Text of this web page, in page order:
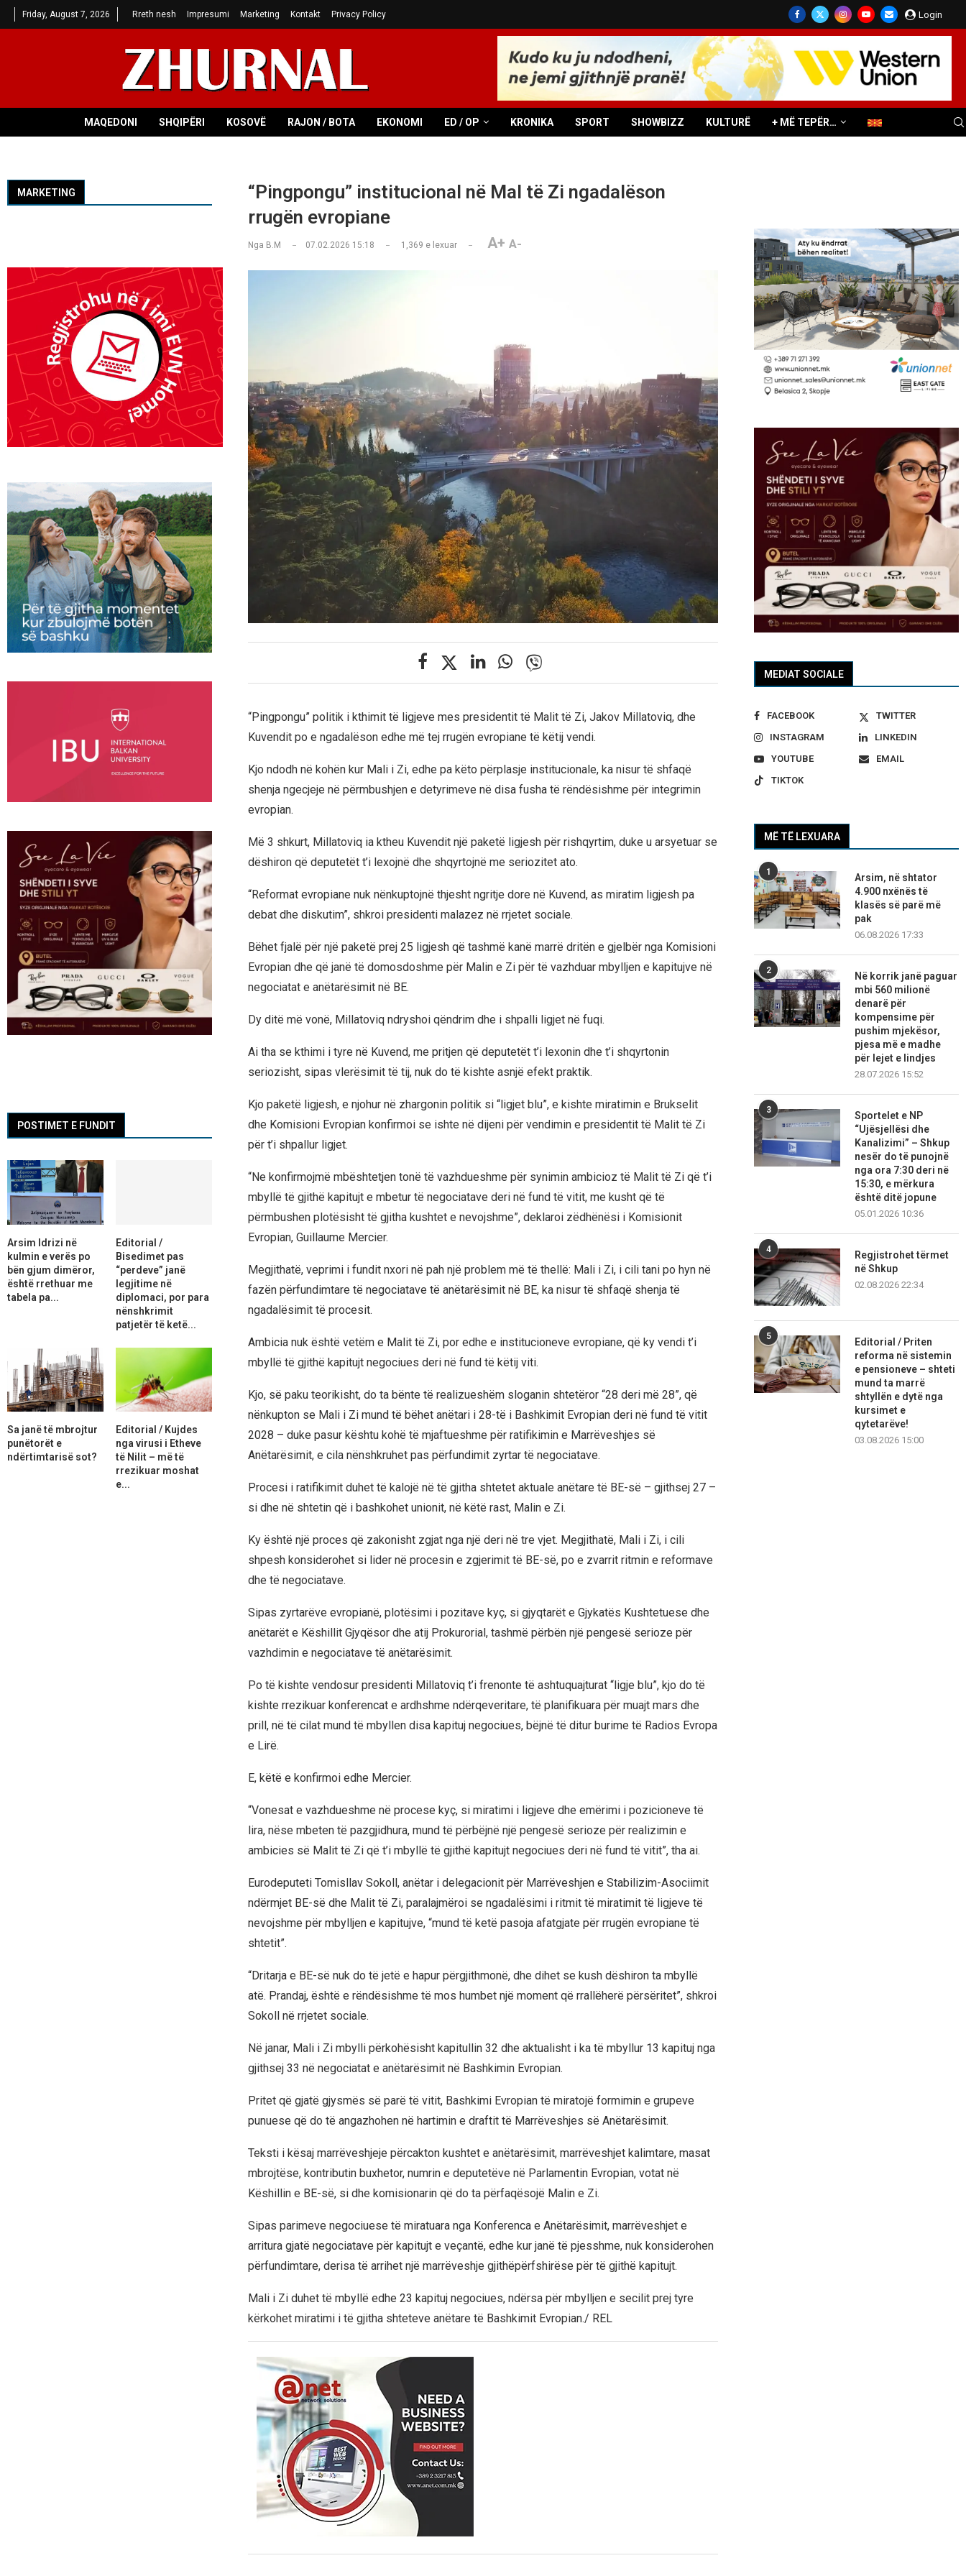
Friday, August 7, 2026 Rreth nesh Impresumi Marketing Kontakt Privacy Policy Login
MAQEDONI SHQIPËRI KOSOVË RAJON / BOTA EKONOMI ED / OP KRONIKA SPORT SHOWBIZZ KULTURË + MË TEPËR…
“Pingpongu” institucional në Mal të Zi ngadalëson
rrugën evropiane
Nga B.M 07.02.2026 15:18 1,369 e lexuar A+ A-
“Pingpongu” politik i kthimit të ligjeve mes presidentit të Malit të Zi, Jakov Millatoviq, dhe
Kuvendit po e ngadalëson edhe më tej rrugën evropiane të këtij vendi.
Kjo ndodh në kohën kur Mali i Zi, edhe pa këto përplasje institucionale, ka nisur të shfaqë
shenja ngecjeje në përmbushjen e detyrimeve në disa fusha të rëndësishme për integrimin
evropian.
Më 3 shkurt, Millatoviq ia ktheu Kuvendit një paketë ligjesh për rishqyrtim, duke u arsyetuar se
dëshiron që deputetët t’i lexojnë dhe shqyrtojnë me seriozitet ato.
“Reformat evropiane nuk nënkuptojnë thjesht ngritje dore në Kuvend, as miratim ligjesh pa
debat dhe diskutim”, shkroi presidenti malazez në rrjetet sociale.
Bëhet fjalë për një paketë prej 25 ligjesh që tashmë kanë marrë dritën e gjelbër nga Komisioni
Evropian dhe që janë të domosdoshme për Malin e Zi për të vazhduar mbylljen e kapitujve në
negociatat e anëtarësimit në BE.
Dy ditë më vonë, Millatoviq ndryshoi qëndrim dhe i shpalli ligjet në fuqi.
Ai tha se kthimi i tyre në Kuvend, me pritjen që deputetët t’i lexonin dhe t’i shqyrtonin
seriozisht, sipas vlerësimit të tij, nuk do të kishte asnjë efekt praktik.
Kjo paketë ligjesh, e njohur në zhargonin politik si “ligjet blu”, e kishte miratimin e Brukselit
dhe Komisioni Evropian konfirmoi se ishte në dijeni për vendimin e presidentit të Malit të Zi
për t’i shpallur ligjet.
“Ne konfirmojmë mbështetjen tonë të vazhdueshme për synimin ambicioz të Malit të Zi që t’i
mbyllë të gjithë kapitujt e mbetur të negociatave deri në fund të vitit, me kusht që të
përmbushen plotësisht të gjitha kushtet e nevojshme”, deklaroi zëdhënësi i Komisionit
Evropian, Guillaume Mercier.
Megjithatë, veprimi i fundit nxori në pah një problem më të thellë: Mali i Zi, i cili tani po hyn në
fazën përfundimtare të negociatave të anëtarësimit në BE, ka nisur të shfaqë shenja të
ngadalësimit të procesit.
Ambicia nuk është vetëm e Malit të Zi, por edhe e institucioneve evropiane, që ky vendi t’i
mbyllë të gjithë kapitujt negociues deri në fund të këtij viti.
Kjo, së paku teorikisht, do ta bënte të realizueshëm sloganin shtetëror “28 deri më 28”, që
nënkupton se Mali i Zi mund të bëhet anëtari i 28-të i Bashkimit Evropian deri në fund të vitit
2028 – duke pasur kështu kohë të mjaftueshme për ratifikimin e Marrëveshjes së
Anëtarësimit, e cila nënshkruhet pas përfundimit zyrtar të negociatave.
Procesi i ratifikimit duhet të kalojë në të gjitha shtetet aktuale anëtare të BE-së – gjithsej 27 –
si dhe në shtetin që i bashkohet unionit, në këtë rast, Malin e Zi.
Ky është një proces që zakonisht zgjat nga një deri në tre vjet. Megjithatë, Mali i Zi, i cili
shpesh konsiderohet si lider në procesin e zgjerimit të BE-së, po e zvarrit ritmin e reformave
dhe të negociatave.
Sipas zyrtarëve evropianë, plotësimi i pozitave kyç, si gjyqtarët e Gjykatës Kushtetuese dhe
anëtarët e Këshillit Gjyqësor dhe atij Prokurorial, tashmë përbën një pengesë serioze për
vazhdimin e negociatave të anëtarësimit.
Po të kishte vendosur presidenti Millatoviq t’i frenonte të ashtuquajturat “ligje blu”, kjo do të
kishte rrezikuar konferencat e ardhshme ndërqeveritare, të planifikuara për muajt mars dhe
prill, në të cilat mund të mbyllen disa kapituj negociues, bëjnë të ditur burime të Radios Evropa
e Lirë.
E, këtë e konfirmoi edhe Mercier.
“Vonesat e vazhdueshme në procese kyç, si miratimi i ligjeve dhe emërimi i pozicioneve të
lira, nëse mbeten të pazgjidhura, mund të përbëjnë një pengesë serioze për realizimin e
ambicies së Malit të Zi që t’i mbyllë të gjithë kapitujt negociues deri në fund të vitit”, tha ai.
Eurodeputeti Tomisllav Sokoll, anëtar i delegacionit për Marrëveshjen e Stabilizim-Asociimit
ndërmjet BE-së dhe Malit të Zi, paralajmëroi se ngadalësimi i ritmit të miratimit të ligjeve të
nevojshme për mbylljen e kapitujve, “mund të ketë pasoja afatgjate për rrugën evropiane të
shtetit”.
“Dritarja e BE-së nuk do të jetë e hapur përgjithmonë, dhe dihet se kush dëshiron ta mbyllë
atë. Prandaj, është e rëndësishme të mos humbet një moment që rrallëherë përsëritet”, shkroi
Sokoll në rrjetet sociale.
Në janar, Mali i Zi mbylli përkohësisht kapitullin 32 dhe aktualisht i ka të mbyllur 13 kapituj nga
gjithsej 33 në negociatat e anëtarësimit në Bashkimin Evropian.
Pritet që gjatë gjysmës së parë të vitit, Bashkimi Evropian të miratojë formimin e grupeve
punuese që do të angazhohen në hartimin e draftit të Marrëveshjes së Anëtarësimit.
Teksti i kësaj marrëveshjeje përcakton kushtet e anëtarësimit, marrëveshjet kalimtare, masat
mbrojtëse, kontributin buxhetor, numrin e deputetëve në Parlamentin Evropian, votat në
Këshillin e BE-së, si dhe komisionarin që do ta përfaqësojë Malin e Zi.
Sipas parimeve negociuese të miratuara nga Konferenca e Anëtarësimit, marrëveshjet e
arritura gjatë negociatave për kapitujt e veçantë, edhe kur janë të pjesshme, nuk konsiderohen
përfundimtare, derisa të arrihet një marrëveshje gjithëpërfshirëse për të gjithë kapitujt.
Mali i Zi duhet të mbyllë edhe 23 kapituj negociues, ndërsa për mbylljen e secilit prej tyre
kërkohet miratimi i të gjitha shteteve anëtare të Bashkimit Evropian./ REL
MEDIAT SOCIALE
FACEBOOK
TWITTER
INSTAGRAM
LINKEDIN
YOUTUBE
EMAIL
TIKTOK
MË TË LEXUARA
1
Arsim, në shtator
4.900 nxënës të
klasës së parë më
pak
06.08.2026 17:33
2
Në korrik janë paguar
mbi 560 milionë
denarë për
kompensime për
pushim mjekësor,
pjesa më e madhe
për lejet e lindjes
28.07.2026 15:52
3
Sportelet e NP
“Ujësjellësi dhe
Kanalizimi” – Shkup
nesër do të punojnë
nga ora 7:30 deri në
15:30, e mërkura
është ditë jopune
05.01.2026 10:36
4
Regjistrohet tërmet
në Shkup
02.08.2026 22:34
5
Editorial / Priten
reforma në sistemin
e pensioneve – shteti
mund ta marrë
shtyllën e dytë nga
kursimet e
qytetarëve!
03.08.2026 15:00
MARKETING
POSTIMET E FUNDIT
Arsim Idrizi në
kulmin e verës po
bën gjum dimëror,
është rrethuar me
tabela pa...
Editorial /
Bisedimet pas
“perdeve” janë
legjitime në
diplomaci, por para
nënshkrimit
patjetër të ketë...
Sa janë të mbrojtur
punëtorët e
ndërtimtarisë sot?
Editorial / Kujdes
nga virusi i Etheve
të Nilit – më të
rrezikuar moshat
e...